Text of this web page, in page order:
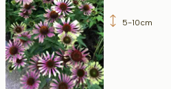
5-10cm